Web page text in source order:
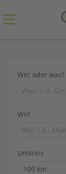
Wer oder was?
Wo?
Umkreis